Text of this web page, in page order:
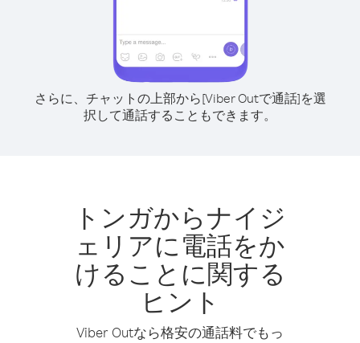
さらに、チャットの上部から[Viber Outで通話]を選
択して通話することもできます。
トンガからナイジ
ェリアに電話をか
けることに関する
ヒント
Viber Outなら格安の通話料でもっ